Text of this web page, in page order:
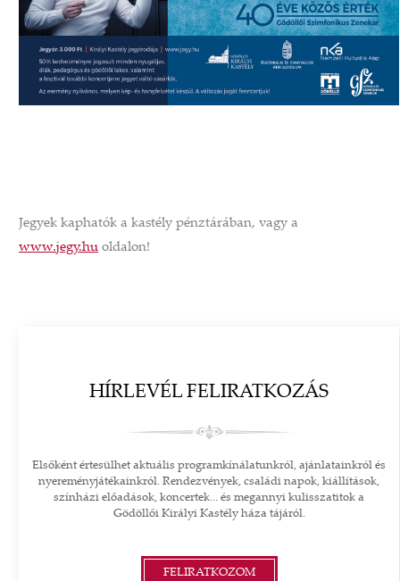
Jegyek kaphatók a kastély pénztárában, vagy a
www.jegy.hu oldalon!
HÍRLEVÉL FELIRATKOZÁS
Elsőként értesülhet aktuális programkínálatunkról, ajánlatainkról és
nyereményjátékainkról. Rendezvények, családi napok, kiállítások,
színházi előadások, koncertek... és megannyi kulisszatitok a
Gödöllői Királyi Kastély háza tájáról.
FELIRATKOZOM